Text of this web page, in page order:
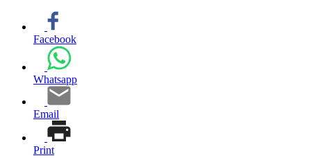
Facebook
Whatsapp
Email
Print